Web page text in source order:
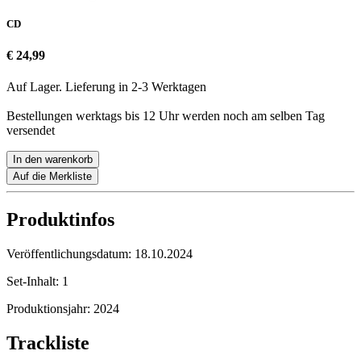
CD
€ 24,99
Auf Lager. Lieferung in 2-3 Werktagen
Bestellungen werktags bis 12 Uhr werden noch am selben Tag
versendet
In den warenkorb
Auf die Merkliste
Produktinfos
Veröffentlichungsdatum: 18.10.2024
Set-Inhalt: 1
Produktionsjahr: 2024
Trackliste